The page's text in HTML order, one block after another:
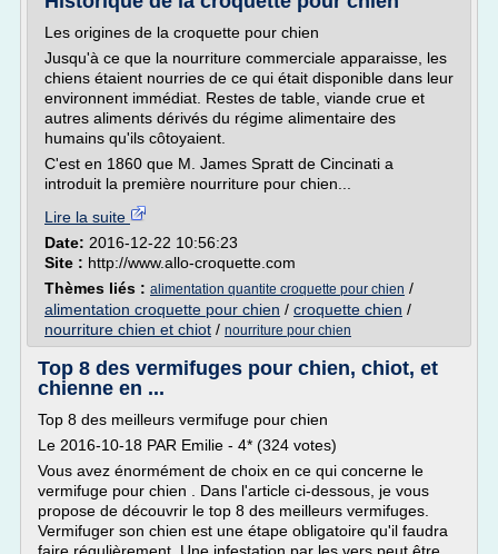
Les origines de la croquette pour chien
Jusqu'à ce que la nourriture commerciale apparaisse, les
chiens étaient nourries de ce qui était disponible dans leur
environnent immédiat. Restes de table, viande crue et
autres aliments dérivés du régime alimentaire des
humains qu'ils côtoyaient.
C'est en 1860 que M. James Spratt de Cincinati a
introduit la première nourriture pour chien...
Lire la suite
Date: 2016-12-22 10:56:23
Site : http://www.allo-croquette.com
Thèmes liés : alimentation quantite croquette pour chien /
alimentation croquette pour chien / croquette chien /
nourriture chien et chiot / nourriture pour chien
Top 8 des vermifuges pour chien, chiot, et
chienne en ...
Top 8 des meilleurs vermifuge pour chien
Le 2016-10-18 PAR Emilie - 4* (324 votes)
Vous avez énormément de choix en ce qui concerne le
vermifuge pour chien . Dans l'article ci-dessous, je vous
propose de découvrir le top 8 des meilleurs vermifuges.
Vermifuger son chien est une étape obligatoire qu'il faudra